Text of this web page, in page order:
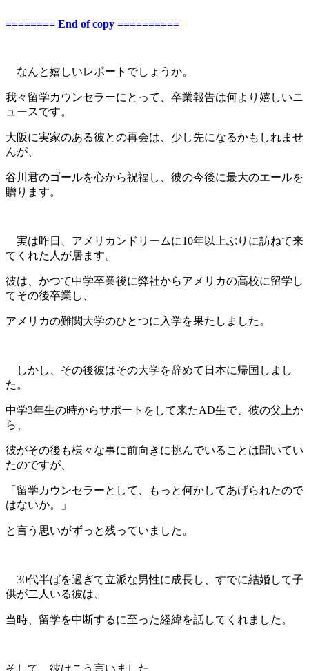
======== End of copy ==========
なんと嬉しいレポートでしょうか。
我々留学カウンセラーにとって、卒業報告は何より嬉しいニ
ュースです。
大阪に実家のある彼との再会は、少し先になるかもしれませ
んが、
谷川君のゴールを心から祝福し、彼の今後に最大のエールを
贈ります。
実は昨日、アメリカンドリームに10年以上ぶりに訪ねて来
てくれた人が居ます。
彼は、かつて中学卒業後に弊社からアメリカの高校に留学し
てその後卒業し、
アメリカの難関大学のひとつに入学を果たしました。
しかし、その後彼はその大学を辞めて 日本に帰国しまし
た。
中学3年生の時からサポートをして来たAD生で、 彼の父上か
ら、
彼がその後も様々な事に前向きに挑んでいることは聞いてい
たのですが、
「留学カウンセラーとして、もっと何かしてあげられたので
はないか。」
と言う思いがずっと残っていました。
30代半ばを過ぎて立派な男性に成長し、すでに結婚して子
供が二人いる彼は、
当時、留学を中断するに至った経緯を話してくれました。
そして、彼はこう言いました。